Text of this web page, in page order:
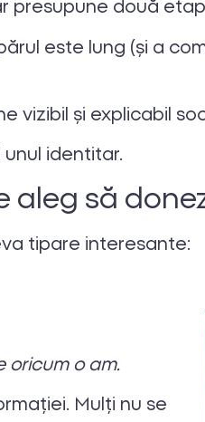
presupune două
este lung (și a
vizibil și explicabil
unul identitar.
aleg să
tipare interesante:
oricum o am.
Mulți nu se